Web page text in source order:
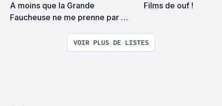
A moins que la Grande
Faucheuse ne me prenne par
Films de ouf !
VOIR PLUS DE LISTES